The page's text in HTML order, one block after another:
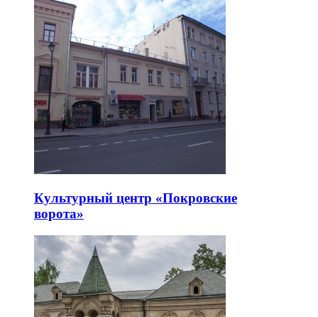
Культурный центр «Покровские
ворота»